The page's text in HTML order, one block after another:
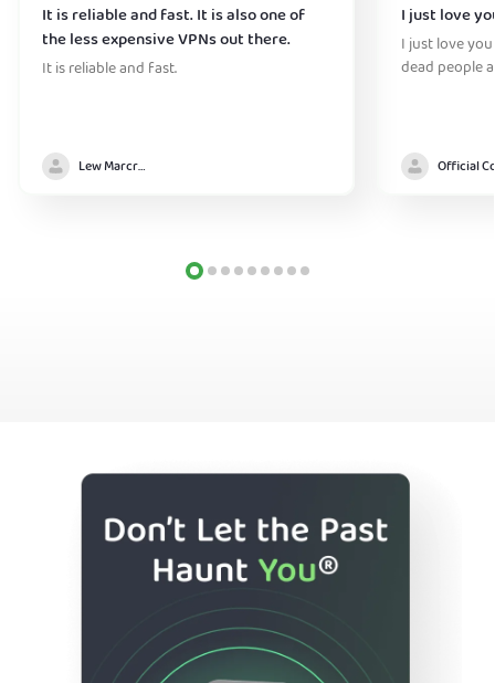
It is reliable and fast. It is also one of
the less expensive VPNs out there.
It is reliable and fast.
Lew Marcrum
I just love
I just love
dead people